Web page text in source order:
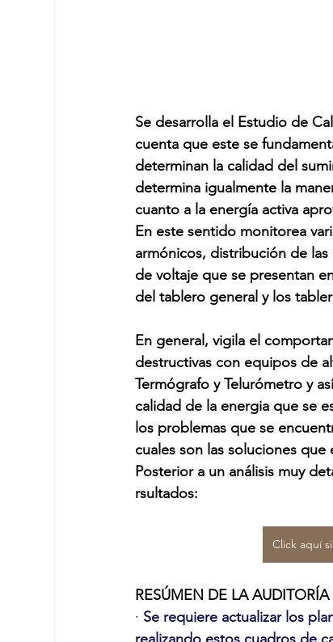
Se desarrolla el Estudio de
cuenta que este se
determinan la calidad del
determina igualmente la
cuanto a la energía activa
En este sentido monitorea
armónicos, distribución de
de voltaje que se presentan
del tablero general y los
En general, vigila el
destructivas con equipos de
Termógrafo y Telurómetro y
calidad de la energia que se
los problemas que se
cuales son las soluciones
Posterior a un análisis muy
rsultados:
Click aquí
RESÚMEN DE LA
· Se requiere actualizar los